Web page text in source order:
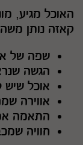
האוכל מגיע,
קאזה נותן
שפה של
הגשה
אוכל שיש
אווירה
התאמה
חוויה